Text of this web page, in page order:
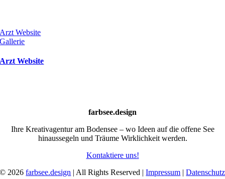
Arzt Website
Gallerie
Arzt Website
farbsee.design
Ihre Kreativagentur am Bodensee – wo Ideen auf die offene See
hinaussegeln und Träume Wirklichkeit werden.
Kontaktiere uns!
© 2026farbsee.design | All Rights Reserved |Impressum |Datenschutz